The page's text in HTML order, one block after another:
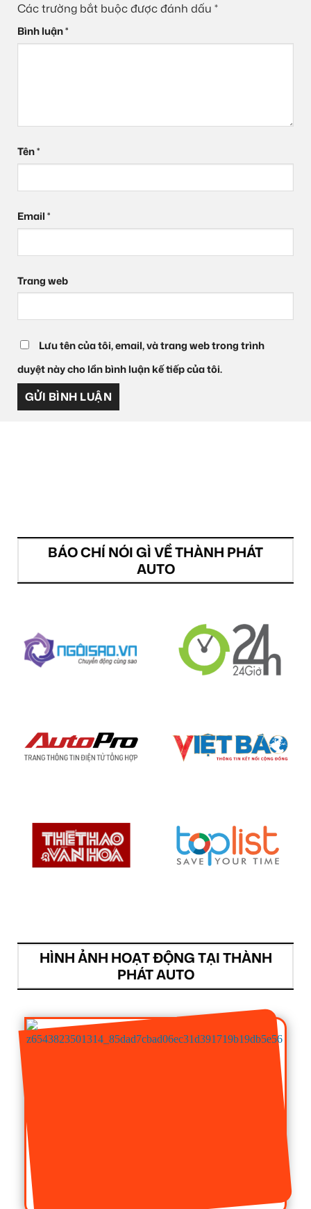
Các trường bắt buộc được đánh dấu *
Bình luận*
Tên*
Email*
Trang web
Lưu tên của tôi, email, và trang web trong trình
duyệt này cho lần bình luận kế tiếp của tôi.
BÁO CHÍ NÓI GÌ VỀ THÀNH PHÁT
AUTO
HÌNH ẢNH HOẠT ĐỘNG TẠI THÀNH
PHÁT AUTO